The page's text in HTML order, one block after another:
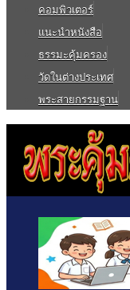
คอมพิวเตอร์
แนะนำหนังสือ
ธรรมะคุ้มครอง
วัดในต่างประเทศ
พระสายกรรมฐาน